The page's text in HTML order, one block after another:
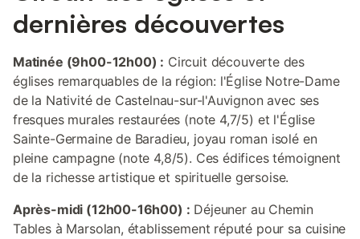
dernières découvertes
Matinée (9h00-12h00) : Circuit découverte des
églises remarquables de la région: l'Église Notre-Dame
de la Nativité de Castelnau-sur-l'Auvignon avec ses
fresques murales restaurées (note 4,7/5) et l'Église
Sainte-Germaine de Baradieu, joyau roman isolé en
pleine campagne (note 4,8/5). Ces édifices témoignent
de la richesse artistique et spirituelle gersoise.
Après-midi (12h00-16h00) : Déjeuner au Chemin
Tables à Marsolan, établissement réputé pour sa cuisine